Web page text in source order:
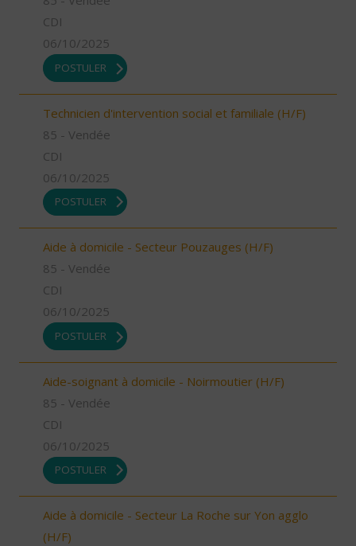
CDI
06/10/2025
POSTULER
Technicien d'intervention social et familiale (H/F)
85 - Vendée
CDI
06/10/2025
POSTULER
Aide à domicile - Secteur Pouzauges (H/F)
85 - Vendée
CDI
06/10/2025
POSTULER
Aide-soignant à domicile - Noirmoutier (H/F)
85 - Vendée
CDI
06/10/2025
POSTULER
Aide à domicile - Secteur La Roche sur Yon agglo
(H/F)